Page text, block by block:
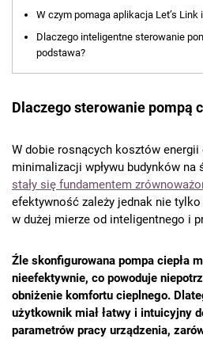
W czym pomaga aplikacja Let’s Link
Dlaczego inteligentne sterowanie
podstawa?
Dlaczego sterowanie pompą
W dobie rosnących kosztów energii
minimalizacji wpływu budynków na
stały się fundamentem
efektywność zależy jednak nie
w dużej mierze od inteligentnego i
Źle skonfigurowana pompa ciepła
nieefektywnie, co powoduje
obniżenie komfortu cieplnego.
użytkownik miał łatwy i intuicyjny
parametrów pracy urządzenia,